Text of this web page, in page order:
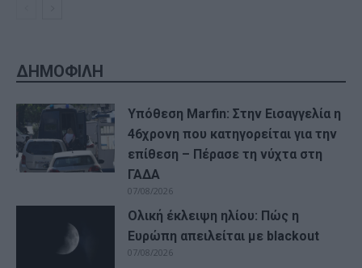
ΔΗΜΟΦΙΛΗ
Υπόθεση Marfin: Στην Εισαγγελία η
46χρονη που κατηγορείται για την
επίθεση – Πέρασε τη νύχτα στη
ΓΑΔΑ
07/08/2026
Ολική έκλειψη ηλίου: Πώς η
Ευρώπη απειλείται με blackout
07/08/2026